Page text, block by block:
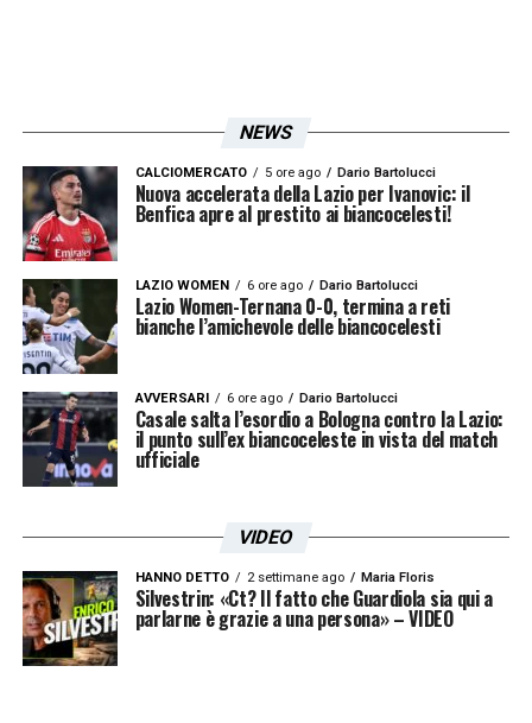
NEWS
CALCIOMERCATO 5 ore ago Dario Bartolucci
Nuova accelerata della Lazio per Ivanovic: il
Benfica apre al prestito ai biancocelesti!
LAZIO WOMEN 6 ore ago Dario Bartolucci
Lazio Women-Ternana 0-0, termina a reti
bianche l’amichevole delle biancocelesti
AVVERSARI 6 ore ago Dario Bartolucci
Casale salta l’esordio a Bologna contro la Lazio:
il punto sull’ex biancoceleste in vista del match
ufficiale
VIDEO
HANNO DETTO 2 settimane ago Maria Floris
Silvestrin: «Ct? Il fatto che Guardiola sia qui a
parlarne è grazie a una persona» – VIDEO